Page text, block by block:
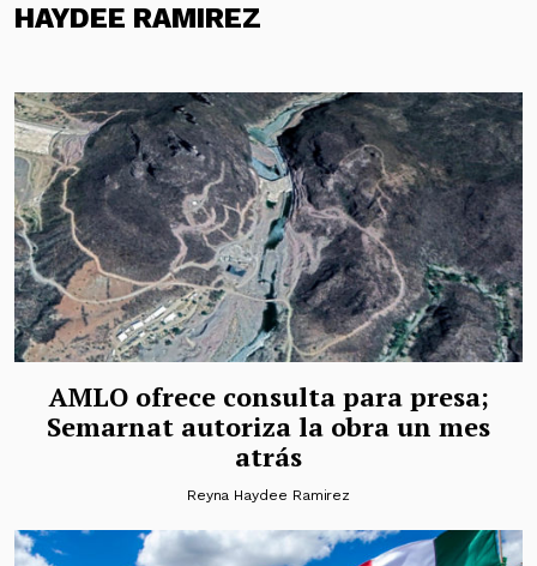
HAYDEE RAMIREZ
AMLO ofrece consulta para presa;
Semarnat autoriza la obra un mes
atrás
Reyna Haydee Ramirez